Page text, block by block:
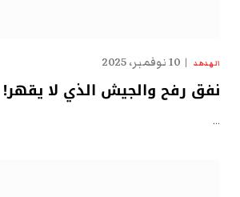
الهدهد 10 نوفمبر، 2025
نفق رفح والجيش الذي لا يقهر!
…